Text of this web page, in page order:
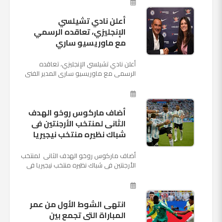
أعلن نادي تشيلسي
الإنجليزي، تعاقده الرسمي
مع ماوريسيو ساري
أعلن نادي تشيلسي الإنجليزي، تعاقده
الرسمي مع ماوريسيو ساري المدير الفني
المقبل وخلافة أنطونيو كو...
أضاف ماركوس روخو الهدف
الثانى لمنتخب الأرجنتين فى
شباك نظيره منتخب نيجيريا
أضاف ماركوس روخو الهدف الثانى لمنتخب
الأرجنتين فى شباك نظيره منتخب نيجيريا فى
"كريستوفسك...
انتهى الشوط الأول من عمر
المباراة التى تجمع بين